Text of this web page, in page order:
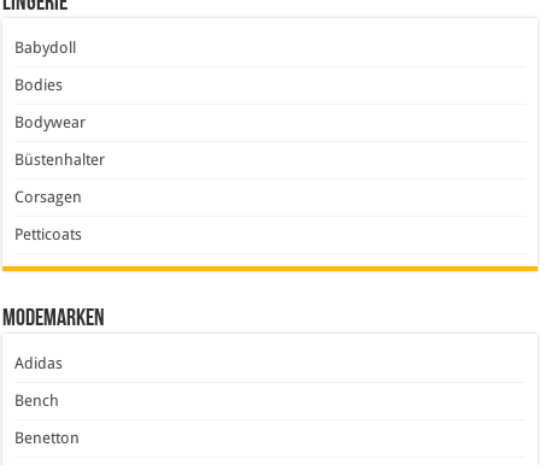
Babydoll
Bodies
Bodywear
Büstenhalter
Corsagen
Petticoats
Modemarken
Adidas
Bench
Benetton